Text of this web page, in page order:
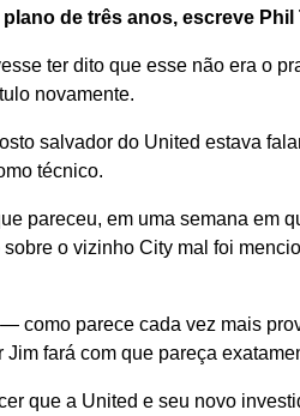
de três anos, escreve Phil
ter dito que esse não era o
novamente.
salvador do United estava
técnico.
pareceu, em uma semana em
o vizinho City mal foi
como parece cada vez mais
Jim fará com que pareça
que a United e seu novo